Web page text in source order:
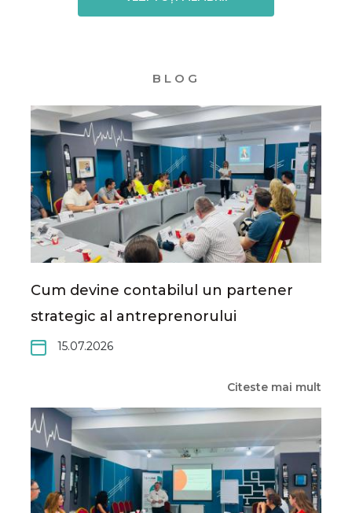
BLOG
Cum devine contabilul un partener
strategic al antreprenorului
15.07.2026
Citeste mai mult